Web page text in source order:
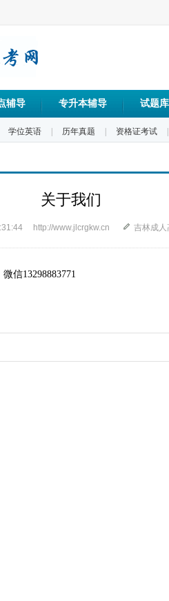
辅导 专升本辅导 试题库
学位英语 历年真题 资格证考试
关于我们
http://www.jlcrgkw.cn 吉林成人
信13298883771